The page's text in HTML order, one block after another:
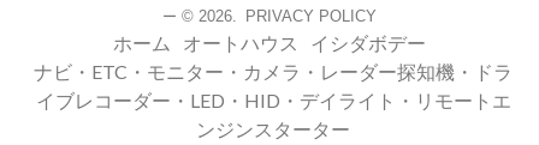
ー © 2026. PRIVACY POLICY
ホーム オートハウス
イシダボデー
ナビ・ETC・モニター・カメラ・レーダー探知機・ドラ
イブレコーダー・LED・HID・デイライト・リモートエ
ンジンスターター